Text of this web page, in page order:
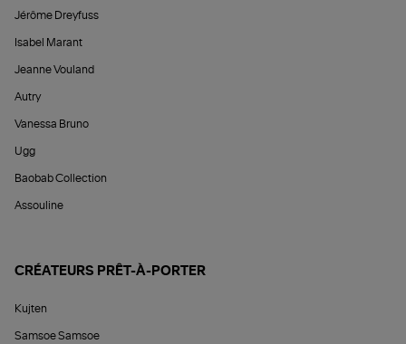
Jérôme Dreyfuss
Isabel Marant
Jeanne Vouland
Autry
Vanessa Bruno
Ugg
Baobab Collection
Assouline
CRÉATEURS PRÊT-À-PORTER
Kujten
Samsoe Samsoe